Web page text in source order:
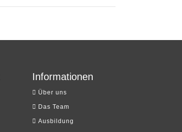
Informationen
Über uns
Das Team
Ausbildung